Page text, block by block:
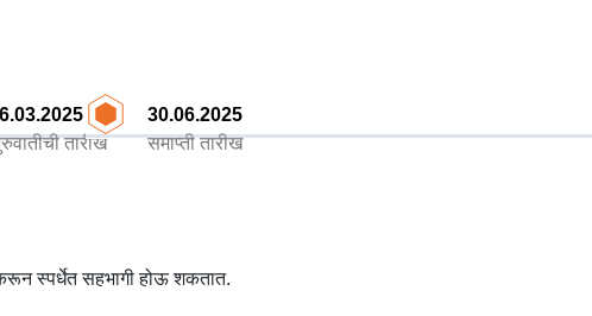
तारीख
30.06.2025
समाप्ती तारीख
स्पर्धेत सहभागी होऊ शकतात.